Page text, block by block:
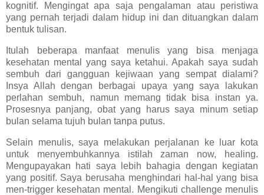
kognitif. Mengingat apa saja pengalaman atau peristiwa
yang pernah terjadi dalam hidup ini dan dituangkan dalam
bentuk tulisan.
Itulah beberapa manfaat menulis yang bisa menjaga
kesehatan mental yang saya ketahui. Apakah saya sudah
sembuh dari gangguan kejiwaan yang sempat dialami?
Insya Allah dengan berbagai upaya yang saya lakukan
perlahan sembuh, namun memang tidak bisa instan ya.
Prosesnya panjang, obat yang harus saya minum setiap
bulan selama tujuh bulan tanpa putus.
Selain menulis, saya melakukan perjalanan ke luar kota
untuk menyembuhkannya istilah zaman now, healing.
Mengupayakan hati saya lebih bahagia dengan kegiatan
yang positif. Saya berusaha menghindari hal-hal yang bisa
men-trigger kesehatan mental. Mengikuti challenge menulis